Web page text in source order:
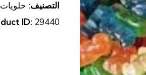
انواعه
و
التصنيف: حلويات
ID: 29440